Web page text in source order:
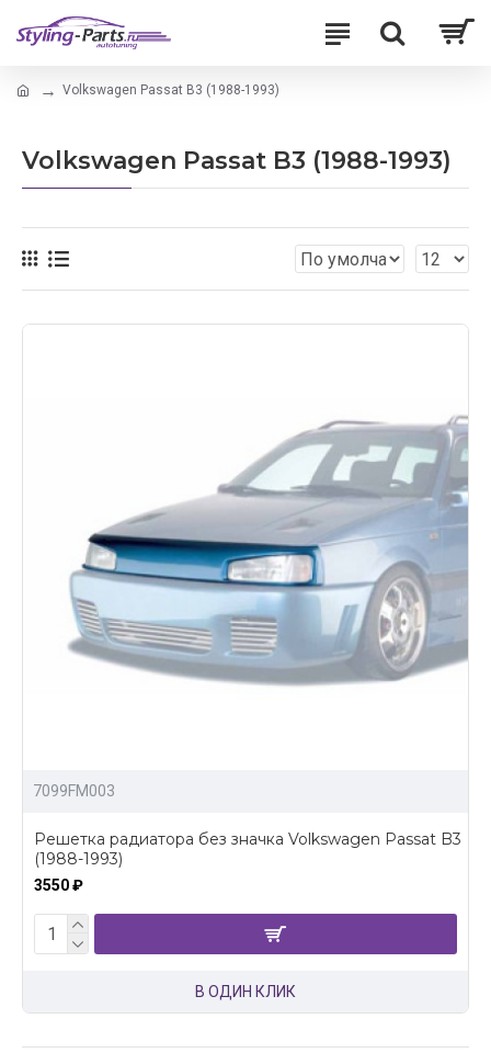
Volkswagen Passat B3 (1988-1993)
Volkswagen Passat B3 (1988-1993)
7099FM003
Решетка радиатора без значка Volkswagen Passat B3
(1988-1993)
3550 ₽
В ОДИН КЛИК